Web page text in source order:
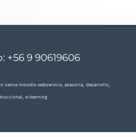
+56 9 90619606
sence moodle webservice, asesoria, desarrollo,
e-learning